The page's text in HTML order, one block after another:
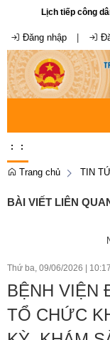
Lịch tiếp công
Đăng nhập
: :
Trang chủ TIN
BÀI VIẾT LIÊN
Thứ ba, 09/06/2026 10:17
BỆNH VIỆN
TỔ CHỨC